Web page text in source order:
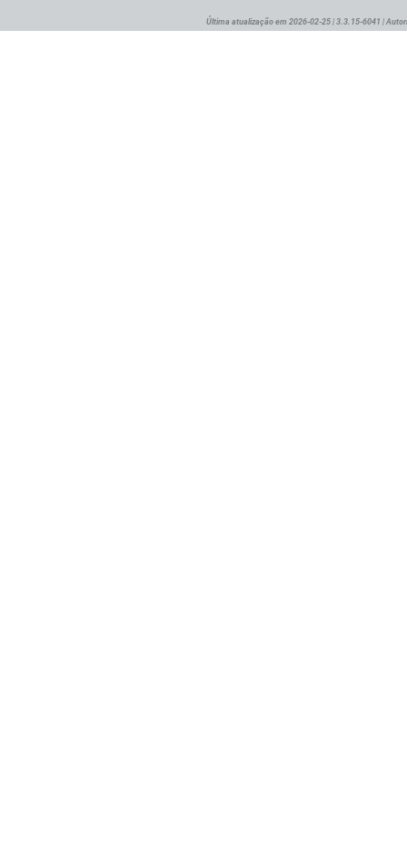
Última atualização em 2026-02-25 | 3.3.15-6041 |